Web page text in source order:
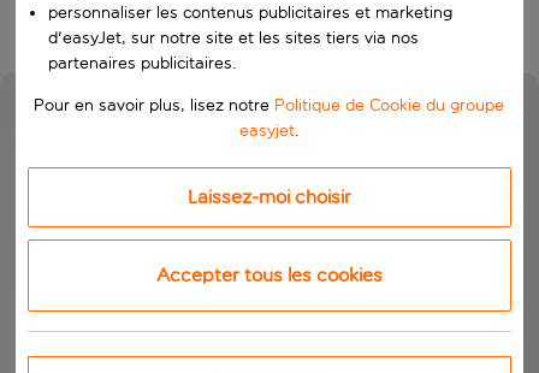
personnaliser les contenus publicitaires et marketing
d'easyJet, sur notre site et les sites tiers via nos
partenaires publicitaires.
Pour en savoir plus, lisez notre Politique de Cookie du groupe
easyjet.
Laissez-moi choisir
Accepter tous les cookies